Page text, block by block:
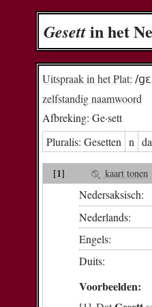
Ge­settin het
Uitspraak in het Plat: /
zelfstandig naamwoord
Afbreking: Ge·sett
Pluralis: Ge­set­ten n
[1] kaart tonen
Nedersaksisch:
Nederlands:
Engels:
Duits:
Voorbeelden: